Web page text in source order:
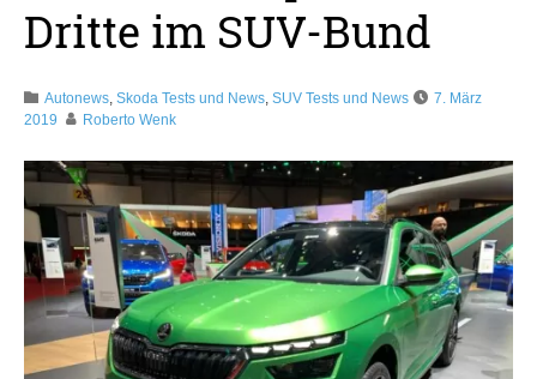
Dritte im SUV-Bund
Autonews, Skoda Tests und News, SUV Tests und News
7. März
2019
Roberto Wenk